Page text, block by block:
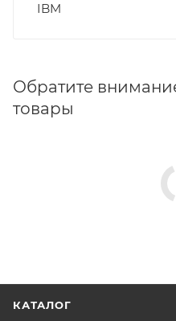
IBM
Обратите
товары
КАТАЛОГ